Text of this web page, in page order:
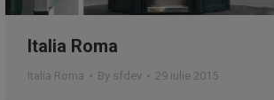
Italia Roma
Italia Roma By sfdev 29 iulie 2015